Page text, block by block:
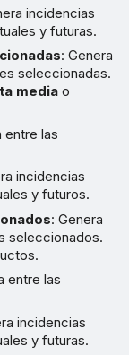
incidencias
y futuras.
: Genera
seleccionadas.
media o
entre las
incidencias
y futuros.
: Genera
seleccionados.
entre las
incidencias
y futuras.